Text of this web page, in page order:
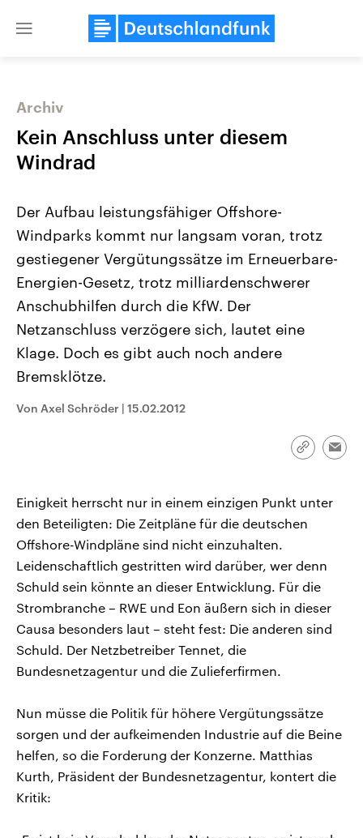
Close
Landtagswahl Sachsen-Anhalt
Alle Informationen
Sachsen-Anhalt wählt am 6.
September 2026 einen neuen
Landtag. Seit 2021 wird das
Bundesland von einer Koalition aus
CDU, SPD und FDP regiert.-
Umfragen, Prognosen,
und Hintergründe zu den Parteien
USA
Hintergründe
Wirtschaftlich und
gehören die Vereinigten
den mächtigsten Ländern
mit großem Einfluss auf
Sendungen Programm
Archiv
Kein Anschluss unter diesem
Windrad
Der Aufbau leistungsfähiger Offshore-
Windparks kommt nur langsam voran, trotz
gestiegener Vergütungssätze im Erneuerbare-
Energien-Gesetz, trotz milliardenschwerer
Anschubhilfen durch die KfW. Der
Netzanschluss verzögere sich, lautet eine
Klage. Doch es gibt auch noch andere
Bremsklötze.
Von Axel Schröder | 15.02.2012
Link
Einigkeit herrscht nur in einem einzigen Punkt unter
den Beteiligten: Die Zeitpläne für die deutschen
Offshore-Windpläne sind nicht einzuhalten.
Leidenschaftlich gestritten wird darüber, wer denn
Schuld sein könnte an dieser Entwicklung. Für die
Strombranche – RWE und Eon äußern sich in dieser
Causa besonders laut – steht fest: Die anderen sind
Schuld. Der Netzbetreiber Tennet, die
Bundesnetzagentur und die Zulieferfirmen.
Nun müsse die Politik für höhere Vergütungssätze
sorgen und der aufkeimenden Industrie auf die Beine
helfen, so die Forderung der Konzerne. Matthias
Kurth, Präsident der Bundesnetzagentur, kontert die
Kritik: